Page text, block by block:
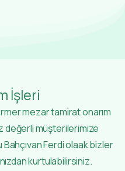
İşleri
mezar tamirat onarım
değerli müşterilerimize
Ferdi olaak bizler
kurtulabilirsiniz.